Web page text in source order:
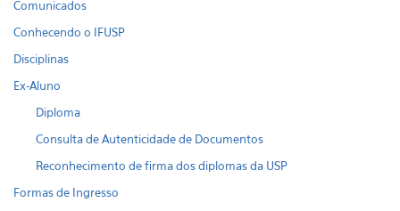
Comunicados
Conhecendo o IFUSP
Disciplinas
Ex-Aluno
Diploma
Consulta de Autenticidade de Documentos
Reconhecimento de firma dos diplomas da USP
Formas de Ingresso